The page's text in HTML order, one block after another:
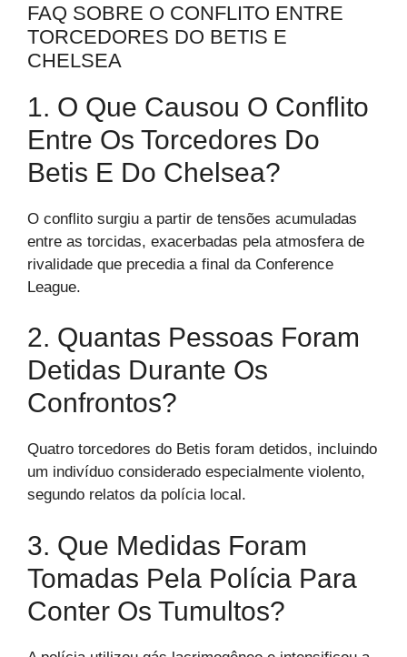
FAQ SOBRE O CONFLITO ENTRE
TORCEDORES DO BETIS E
CHELSEA
1. O Que Causou O Conflito
Entre Os Torcedores Do
Betis E Do Chelsea?
O conflito surgiu a partir de tensões acumuladas
entre as torcidas, exacerbadas pela atmosfera de
rivalidade que precedia a final da Conference
League.
2. Quantas Pessoas Foram
Detidas Durante Os
Confrontos?
Quatro torcedores do Betis foram detidos, incluindo
um indivíduo considerado especialmente violento,
segundo relatos da polícia local.
3. Que Medidas Foram
Tomadas Pela Polícia Para
Conter Os Tumultos?